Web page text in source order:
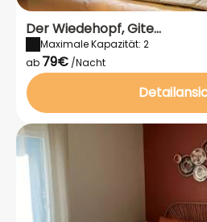
Der Wiedehopf, Gite...
Maximale Kapazität: 2
ab 79€ /Nacht